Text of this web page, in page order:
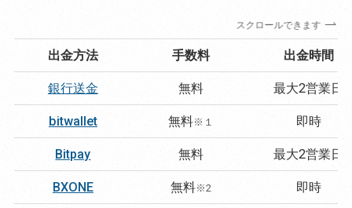
スクロールできます
出金方法 手数料 出金時間
銀行送金 無料 最大2営業日
bitwallet 無料※１ 即時
Bitpay 無料 最大2営業日
BXONE 無料※2 即時